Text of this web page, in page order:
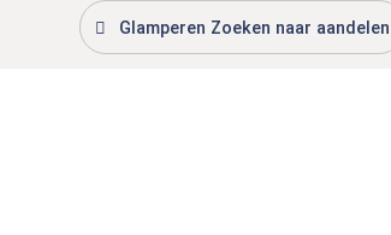
Glamperen Zoeken naar aandelen